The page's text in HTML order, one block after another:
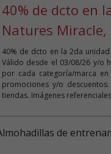
40% de dcto en
Natures Miracle,
40% de dcto en la 2da
Válido desde el 03/08/26 y/o
por cada categoría/marca
promociones y/o
tiendas. Imágenes
de